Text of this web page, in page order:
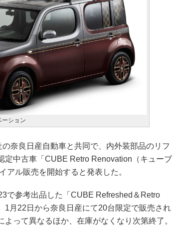
ーション
奈良日産自動車と共同で、内外装部品のリフ
定中古車「CUBE Retro Renovation（キューブ
アル販売を開始すると発表した。
で参考出品した「CUBE Refreshed＆Retro
1月22日から奈良日産にて20台限定で販売され
って異なるほか、在庫がなくなり次第終了。